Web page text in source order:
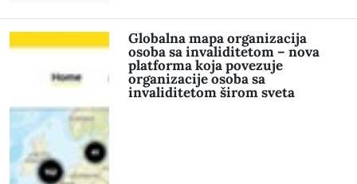
Globalna mapa organizacija
osoba sa invaliditetom – nova
platforma koja povezuje
organizacije osoba sa
invaliditetom širom sveta